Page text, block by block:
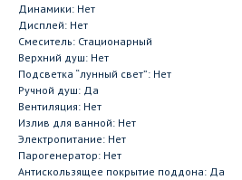
Динамики: Нет
Дисплей: Нет
Смеситель: Стационарный
Верхний душ: Нет
Подсветка “лунный свет”: Нет
Ручной душ: Да
Вентиляция: Нет
Излив для ванной: Нет
Электропитание: Нет
Парогенератор: Нет
Антискользящее покрытие поддона: Да